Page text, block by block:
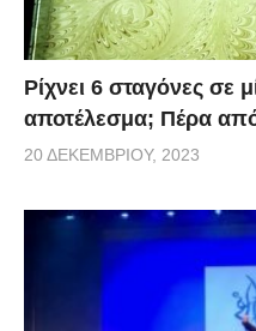
Ρίχνει 6 σταγόνες σε
αποτέλεσμα; Πέρα
20 ΔΕΚΕΜΒΡΊΟΥ, 2023